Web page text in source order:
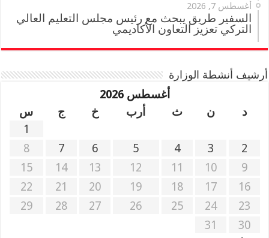
أغسطس 7, 2026
السفير طريق يبحث مع رئيس مجلس التعليم العالي
التركي تعزيز التعاون الأكاديمي
أرشيف أنشطة الوزارة
أغسطس 2026
د
ن ث أرب خ ج
س
1
2
3
4
5
6
7
8
9
10
11
12
13
14
15
16
17
18
19
20
21
22
23
24
25
26
27
28
29
30
31